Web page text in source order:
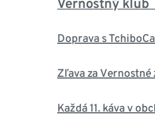
Vernostný klub
Doprava s
Zľava za Vernostné
Každá 11. káva v